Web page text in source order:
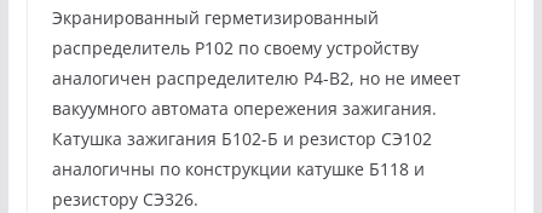
Экранированный герметизированный
распределитель Р102 по своему устройству
аналогичен распределителю Р4-В2, но не имеет
вакуумного автомата опережения зажигания.
Катушка зажигания Б102-Б и резистор СЭ102
аналогичны по конструкции катушке Б118 и
резистору СЭ326.